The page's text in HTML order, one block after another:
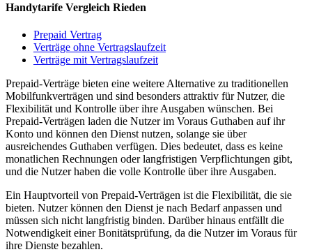
Handytarife Vergleich Rieden
Prepaid Vertrag
Verträge ohne Vertragslaufzeit
Verträge mit Vertragslaufzeit
Prepaid-Verträge bieten eine weitere Alternative zu traditionellen
Mobilfunkverträgen und sind besonders attraktiv für Nutzer, die
Flexibilität und Kontrolle über ihre Ausgaben wünschen. Bei
Prepaid-Verträgen laden die Nutzer im Voraus Guthaben auf ihr
Konto und können den Dienst nutzen, solange sie über
ausreichendes Guthaben verfügen. Dies bedeutet, dass es keine
monatlichen Rechnungen oder langfristigen Verpflichtungen gibt,
und die Nutzer haben die volle Kontrolle über ihre Ausgaben.
Ein Hauptvorteil von Prepaid-Verträgen ist die Flexibilität, die sie
bieten. Nutzer können den Dienst je nach Bedarf anpassen und
müssen sich nicht langfristig binden. Darüber hinaus entfällt die
Notwendigkeit einer Bonitätsprüfung, da die Nutzer im Voraus für
ihre Dienste bezahlen.